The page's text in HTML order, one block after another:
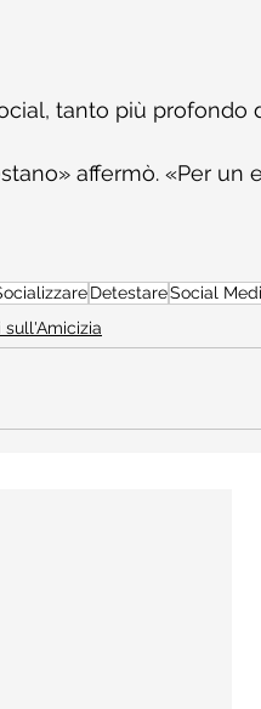
tanto più profondo
affermò. «Per un
DetestareSocial
sull'Amicizia